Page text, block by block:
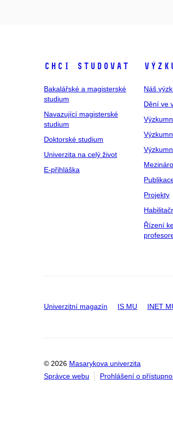
Chci studovat
Bakalářské a magisterské
studium
Navazující magisterské
studium
Doktorské studium
Univerzita na celý život
E-přihláška
Náš
Dění ve
Projekty
Řízení
Univerzitní magazín IS MU INET
© 2026 Masarykova univerzita
Správce webu
Prohlášení o